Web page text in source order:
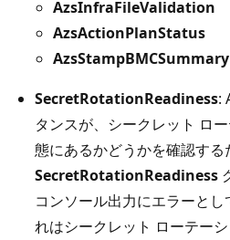
AzsInfraFileValidation
AzsActionPlanStatus
AzsStampBMCSummary
SecretRotationReadiness:
タンスが、シークレット ロ
態にあるかどうかを確認する
SecretRotationReadiness
コンソール出力にエラーと
れはシークレット ローテー